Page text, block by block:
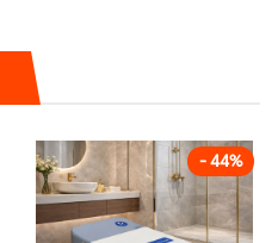
- 44%